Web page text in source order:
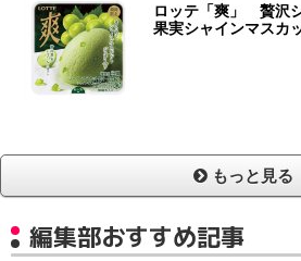
ロッテ「爽」 贅沢
果実シャインマスカ
もっと見る
編集部おすすめ記事